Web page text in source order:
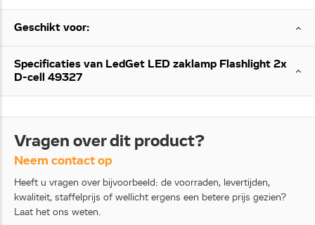
Geschikt voor:
Specificaties van LedGet LED zaklamp Flashlight 2x
D-cell 49327
Vragen over dit product?
Neem contact op
Heeft u vragen over bijvoorbeeld: de voorraden, levertijden,
kwaliteit, staffelprijs of wellicht ergens een betere prijs gezien?
Laat het ons weten.